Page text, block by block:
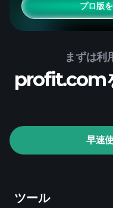
プロ版
まずは利
profit.com
早速
ツール